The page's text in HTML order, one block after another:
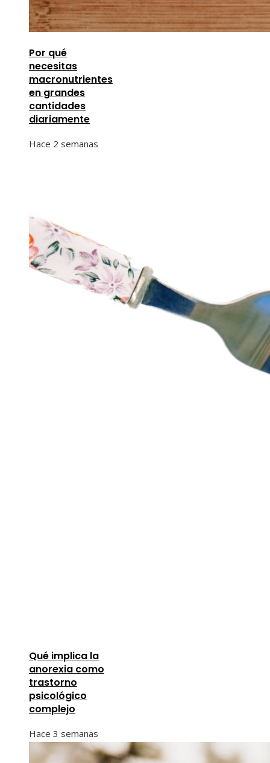
Por qué
necesitas
macronutrientes
en grandes
cantidades
diariamente
Hace 2 semanas
Qué implica la
anorexia como
trastorno
psicológico
complejo
Hace 3 semanas